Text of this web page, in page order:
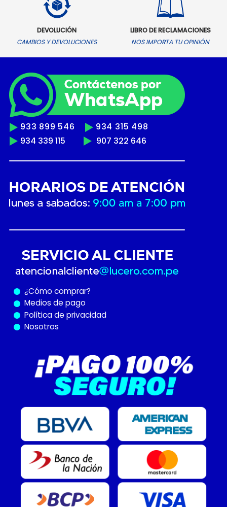
DEVOLUCIÓN
CAMBIOS Y DEVOLUCIONES
LIBRO DE RECLAMACIONES
NOS IMPORTA TU OPINIÓN
933 899 546
934 315 498
934 339 115
907 322 646
¿Cómo comprar?
Medios de pago
Política de privacidad
Nosotros